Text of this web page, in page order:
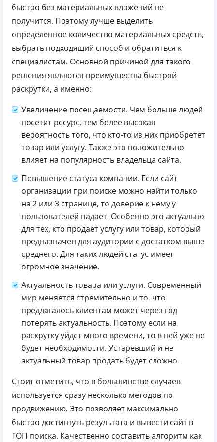
быстро без материальных вложений не
получится. Поэтому лучше выделить
определенное количество материальных средств,
выбрать подходящий способ и обратиться к
специалистам. Основной причиной для такого
решения являются преимущества быстрой
раскрутки, а именно:
Увеличение посещаемости. Чем больше людей
посетит ресурс, тем более высокая
вероятность того, что кто-то из них приобретет
товар или услугу. Также это положительно
влияет на популярность владельца сайта.
Повышение статуса компании. Если сайт
организации при поиске можно найти только
на 2 или 3 странице, то доверие к нему у
пользователей падает. Особенно это актуально
для тех, кто продает услугу или товар, который
предназначен для аудитории с достатком выше
среднего. Для таких людей статус имеет
огромное значение.
Актуальность товара или услуги. Современный
мир меняется стремительно и то, что
предлагалось клиентам может через год
потерять актуальность. Поэтому если на
раскрутку уйдет много времени, то в ней уже не
будет необходимости. Устаревший и не
актуальный товар продать будет сложно.
Стоит отметить, что в большинстве случаев
используется сразу несколько методов по
продвижению. Это позволяет максимально
быстро достигнуть результата и вывести сайт в
ТОП поиска. Качественно составить алгоритм как